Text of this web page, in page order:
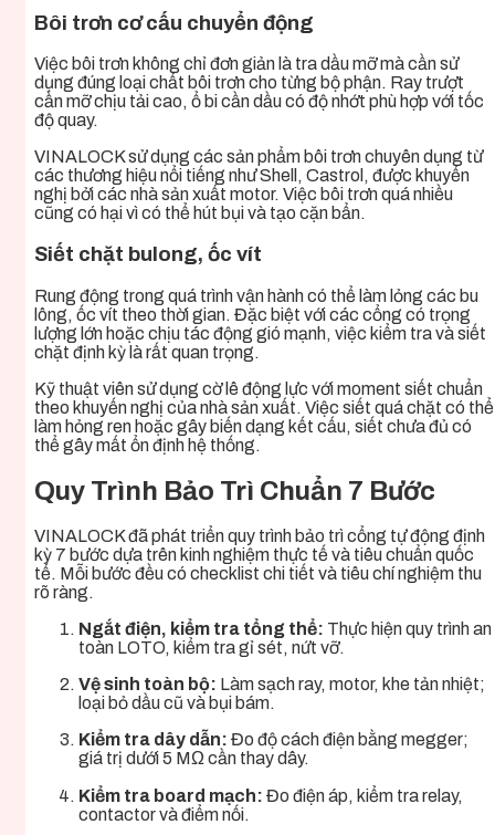
Bôi trơn cơ cấu chuyển động
Việc bôi trơn không chỉ đơn giản là tra dầu mỡ mà cần sử
dụng đúng loại chất bôi trơn cho từng bộ phận. Ray trượt
cần mỡ chịu tải cao, ổ bi cần dầu có độ nhớt phù hợp với tốc
độ quay.
VINALOCK sử dụng các sản phẩm bôi trơn chuyên dụng từ
các thương hiệu nổi tiếng như Shell, Castrol, được khuyến
nghị bởi các nhà sản xuất motor. Việc bôi trơn quá nhiều
cũng có hại vì có thể hút bụi và tạo cặn bẩn.
Siết chặt bulong, ốc vít
Rung động trong quá trình vận hành có thể làm lỏng các bu
lông, ốc vít theo thời gian. Đặc biệt với các cổng có trọng
lượng lớn hoặc chịu tác động gió mạnh, việc kiểm tra và siết
chặt định kỳ là rất quan trọng.
Kỹ thuật viên sử dụng cờ lê động lực với moment siết chuẩn
theo khuyến nghị của nhà sản xuất. Việc siết quá chặt có thể
làm hỏng ren hoặc gây biến dạng kết cấu, siết chưa đủ có
thể gây mất ổn định hệ thống.
Quy Trình Bảo Trì Chuẩn 7 Bước
VINALOCK đã phát triển quy trình bảo trì cổng tự động định
kỳ 7 bước dựa trên kinh nghiệm thực tế và tiêu chuẩn quốc
tế. Mỗi bước đều có checklist chi tiết và tiêu chí nghiệm thu
rõ ràng.
Ngắt điện, kiểm tra tổng thể: Thực hiện quy trình an
toàn LOTO, kiểm tra gỉ sét, nứt vỡ.
Vệ sinh toàn bộ: Làm sạch ray, motor, khe tản nhiệt;
loại bỏ dầu cũ và bụi bám.
Kiểm tra dây dẫn: Đo độ cách điện bằng megger;
giá trị dưới 5 MΩ cần thay dây.
Kiểm tra board mạch: Đo điện áp, kiểm tra relay,
contactor và điểm nối.